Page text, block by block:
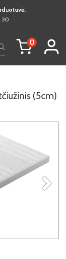
30
0
(5cm)